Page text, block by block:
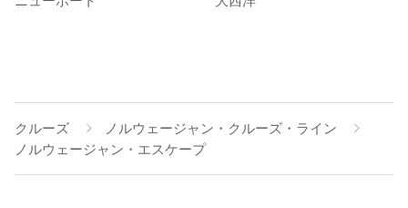
クルーズ
ノルウェージャン・クルーズ・ライン
ノルウェージャン・エスケープ